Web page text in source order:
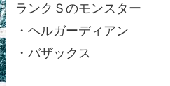
ランクＳのモンスター
・ヘルガーディアン
・バザックス